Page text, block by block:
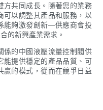
方共同成長。隨著您的業務
可以調整其產品和服務，以
能夠激發創新—供應商會投
的新興產業需求。
係的中國液壓流量控制閥供
能提供穩定的產品品質、可
贏的模式，從而在競爭日益